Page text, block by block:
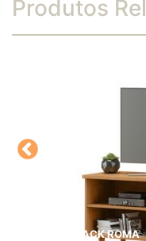
Produtos
RACK ROMA